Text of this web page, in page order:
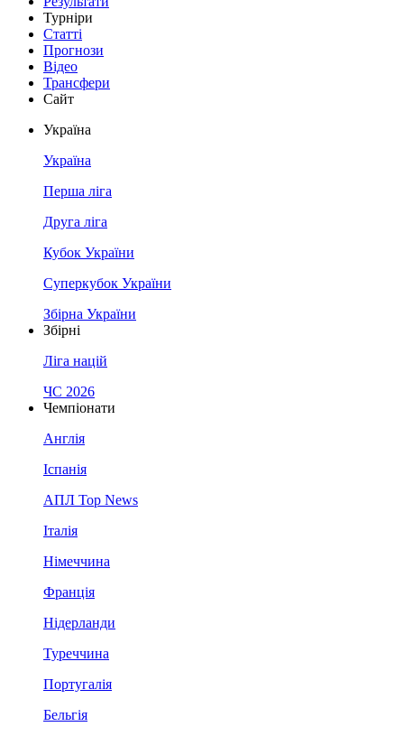
Турніри
Статті
Прогнози
Відео
Трансфери
Сайт
Україна
Україна
Перша ліга
Друга ліга
Кубок України
Суперкубок України
Збірна України
Збірні
Ліга націй
ЧС 2026
Чемпіонати
Англія
Іспанія
АПЛ Top News
Італія
Німеччина
Франція
Нідерланди
Туреччина
Португалія
Бельгія